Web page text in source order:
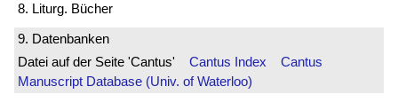
8. Liturg. Bücher
9. Datenbanken
Datei auf der Seite 'Cantus' Cantus Index
Cantus
Manuscript Database (Univ. of Waterloo)